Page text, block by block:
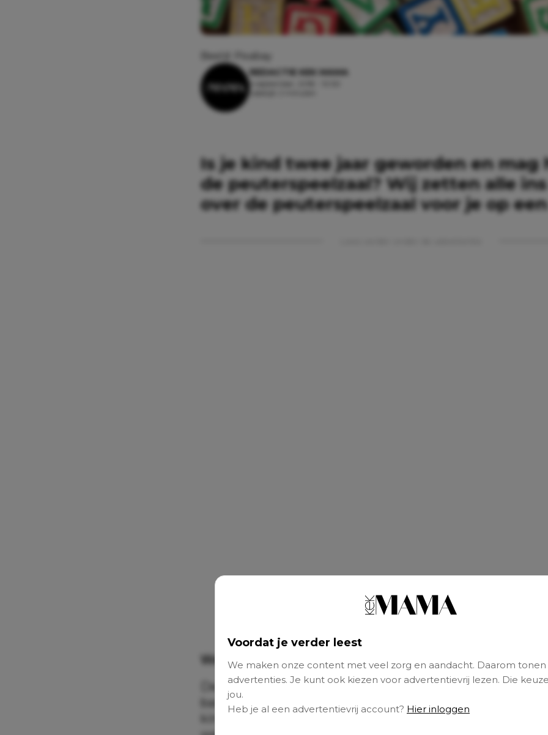
Voordat je verder leest
We maken onze content met veel zorg en aandacht. Daarom
advertenties. Je kunt ook kiezen voor advertentievrij lezen. Die
jou.
Heb je al een advertentievrij account? Hier inloggen
REDACTIE KEK MAMA
Is je kind twee jaar geworden en mag
de peuterspeelzaal? Wij zetten alle
over de peuterspeelzaal voor je op
Wat is een peuterspeelzaal?
De peuterspeelzaal kun je zien als een voorbereiding op
basisschool. Je kind leert er om te gaan en te spelen met
kinderen. De groep bestaat uit ongeveer vijftien